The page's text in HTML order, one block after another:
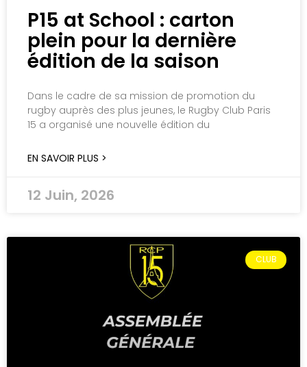
P15 at School : carton
plein pour la dernière
édition de la saison
Dans le cadre de sa mission de promotion du
rugby auprès des plus jeunes, le Rugby Club Paris
15 a organisé une nouvelle édition du
EN SAVOIR PLUS >
12 Juin, 2026
CLUB